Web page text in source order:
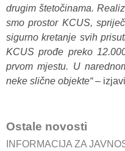
drugim štetočinama.
smo prostor KCUS,
sigurno kretanje svih
KCUS prođe preko
prvom mjestu. U
neke slične objekte“–
Ostale novosti
INFORMACIJA ZA